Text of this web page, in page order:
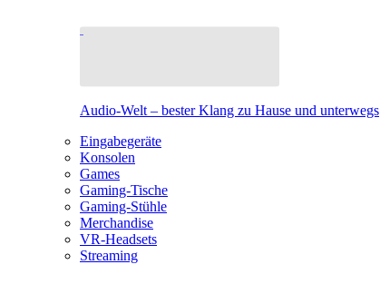
Audio-Welt – bester Klang zu Hause und unterwegs
Eingabegeräte
Konsolen
Games
Gaming-Tische
Gaming-Stühle
Merchandise
VR-Headsets
Streaming